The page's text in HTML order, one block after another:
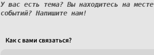
У вас есть тема? Вы находитесь на месте
событий? Напишите нам!
Как c вами связаться?